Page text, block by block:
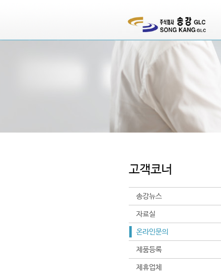
고객코너
송강뉴스
자료실
온라인문의
제품등록
제휴업체